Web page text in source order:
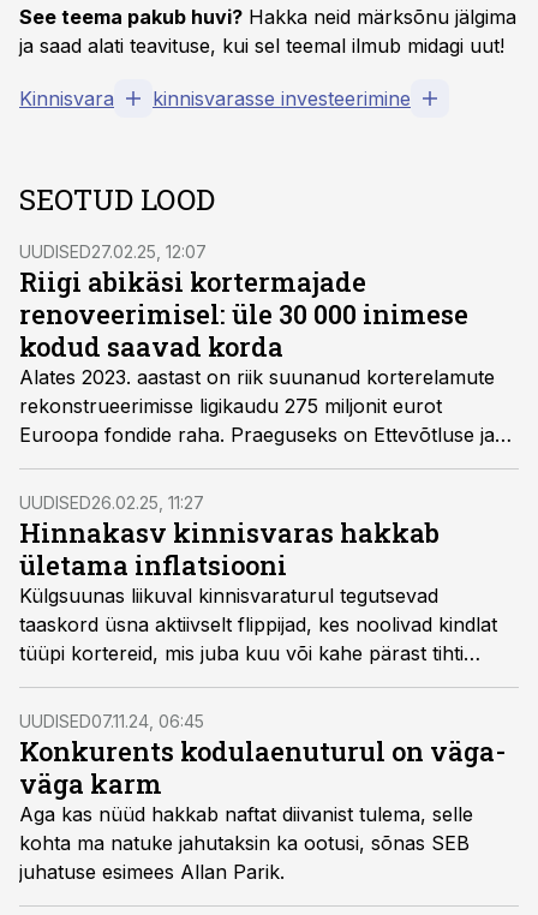
See teema pakub huvi? Hakka neid märksõnu jälgima
ja saad alati teavituse, kui sel teemal ilmub midagi uut!
Kinnisvara kinnisvarasse investeerimine
SEOTUD LOOD
UUDISED27.02.25, 12:07
Riigi abikäsi kortermajade
renoveerimisel: üle 30 000 inimese
kodud saavad korda
Alates 2023. aastast on riik suunanud korterelamute
rekonstrueerimisse ligikaudu 275 miljonit eurot
Euroopa fondide raha. Praeguseks on Ettevõtluse ja
Innovatsiooni Sihtasutus (EIS) teinud sellest summast
rahastusotsuseid mahus 227 miljonit eurot. See toob
elamistingimuste olulise paranemise hinnanguliselt ligi
32 000 inimesele.
UUDISED26.02.25, 11:27
Hinnakasv kinnisvaras hakkab
ületama inflatsiooni
Külgsuunas liikuval kinnisvaraturul tegutsevad
taaskord üsna aktiivselt flippijad, kes noolivad kindlat
tüüpi kortereid, mis juba kuu või kahe pärast tihti
müüki tagasi paisatakse.
UUDISED07.11.24, 06:45
Konkurents kodulaenuturul on väga-
väga karm
Aga kas nüüd hakkab naftat diivanist tulema, selle
kohta ma natuke jahutaksin ka ootusi, sõnas SEB
juhatuse esimees Allan Parik.